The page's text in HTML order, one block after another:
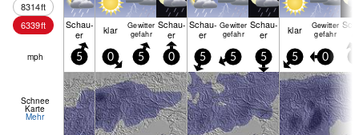
8314ft
6339ft Schau­
er klar
Gewitter
gefahr
Schau­
er
Schau­
er
Gewitter
gefahr
Schau­
er klar
Gewitter
gefahr
mph 5 0 5 0 5 5 5 5 0
Schnee
Karte
Mehr